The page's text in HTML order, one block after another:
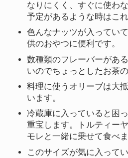
なりにくく、すぐに使わ
予定があるような時はこ
色んなナッツが入ってい
供のおやつに便利です。
数種類のフレーバーがあ
いのでちょっとしたお茶
料理に使うオリーブは大
います。
冷蔵庫に入っていると困
重宝します。トルティー
モレと一緒に乗せて食べま
このサイズが気に入って